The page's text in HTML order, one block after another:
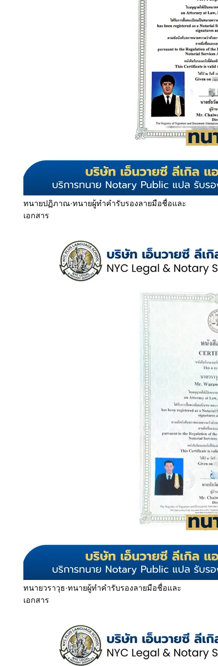
ทนายปฏิภาณ·ทนายผู้ทำคำรับรองลายมือชื่อและ
เอกสาร
ทนายวราวุธ·ทนายผู้ทำคำรับรองลายมือชื่อและ
เอกสาร